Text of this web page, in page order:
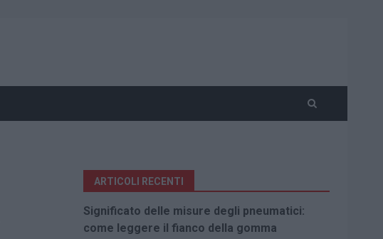
ARTICOLI RECENTI
Significato delle misure degli pneumatici:
come leggere il fianco della gomma